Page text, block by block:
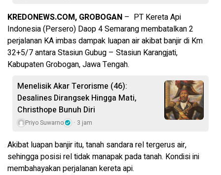
KREDONEWS.COM, GROBOGAN – PT Kereta Api
Indonesia (Persero) Daop 4 Semarang membatalkan 2
perjalanan KA imbas dampak luapan air akibat banjir di Km
32+5/7 antara Stasiun Gubug – Stasiun Karangjati,
Kabupaten Grobogan, Jawa Tengah.
Menelisik Akar Terorisme (46):
Desalines Dirangsek Hingga Mati,
Christhope Bunuh Diri
Priyo Suwarno 3 jam
Akibat luapan banjir itu, tanah sandara rel tergerus air,
sehingga posisi rel tidak manapak pada tanah. Kondisi ini
membahayakan perjalanan kereta api.